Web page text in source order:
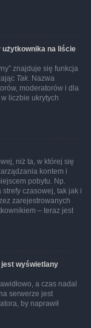
użytkownika na liście
znajduje się funkcja
Tak. Nazwa
moderatorów i dla
liczbie ukrytych
niż ta, w której się
kontem i
pobytu. Np.
czasowej, tak jak i
zarejestrowanych
– teraz jest
jest wyświetlany
a czas nadal
serwerze jest
by naprawił